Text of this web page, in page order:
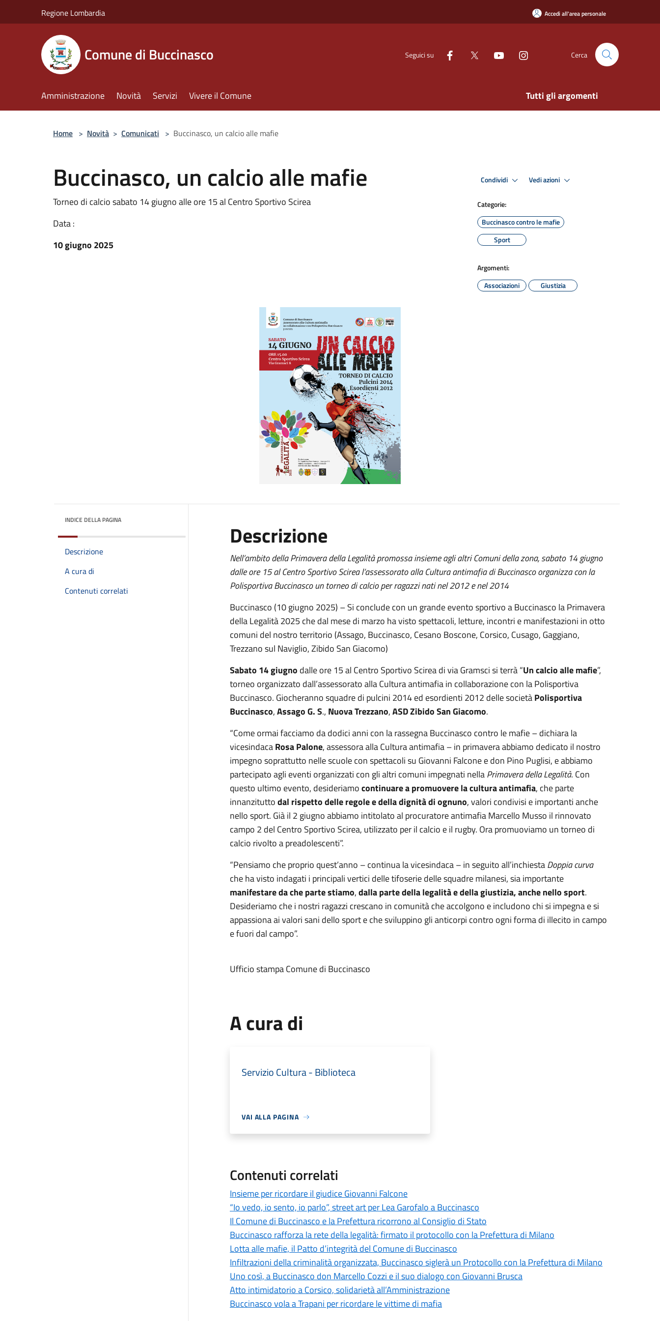
Regione Lombardia Accedi all'area personale
Comune di Buccinasco Seguici su Cerca
Amministrazione Novità Servizi Vivere il Comune Tutti gli argomenti
Home > Novità > Comunicati > Buccinasco, un calcio alle mafie
Buccinasco, un calcio alle mafie
Torneo di calcio sabato 14 giugno alle ore 15 al Centro Sportivo Scirea
Data :
10 giugno 2025
Condividi Vedi azioni
Categorie:
Buccinasco contro le mafie
Sport
Argomenti:
Associazioni
Giustizia
INDICE DELLA PAGINA
Descrizione
A cura di
Contenuti correlati
Descrizione
Nell’ambito della Primavera della Legalità promossa insieme agli altri Comuni della zona, sabato 14 giugno
dalle ore 15 al Centro Sportivo Scirea l’assessorato alla Cultura antimafia di Buccinasco organizza con la
Polisportiva Buccinasco un torneo di calcio per ragazzi nati nel 2012 e nel 2014
Buccinasco (10 giugno 2025) – Si conclude con un grande evento sportivo a Buccinasco la Primavera
della Legalità 2025 che dal mese di marzo ha visto spettacoli, letture, incontri e manifestazioni in otto
comuni del nostro territorio (Assago, Buccinasco, Cesano Boscone, Corsico, Cusago, Gaggiano,
Trezzano sul Naviglio, Zibido San Giacomo)
Sabato 14 giugno dalle ore 15 al Centro Sportivo Scirea di via Gramsci si terrà “Un calcio alle mafie”,
torneo organizzato dall’assessorato alla Cultura antimafia in collaborazione con la Polisportiva
Buccinasco. Giocheranno squadre di pulcini 2014 ed esordienti 2012 delle societàPolisportiva
Buccinasco,Assago G. S., Nuova Trezzano,ASD Zibido San Giacomo.
“Come ormai facciamo da dodici anni con la rassegna Buccinasco contro le mafie – dichiara la
vicesindacaRosa Palone, assessora alla Cultura antimafia – in primavera abbiamo dedicato il nostro
impegno soprattutto nelle scuole con spettacoli su Giovanni Falcone e don Pino Puglisi, e abbiamo
partecipato agli eventi organizzati con gli altri comuni impegnati nellaPrimavera della Legalità. Con
questo ultimo evento, desideriamocontinuare a promuovere la cultura antimafia, che parte
innanzituttodal rispetto delle regole e della dignità di ognuno, valori condivisi e importanti anche
nello sport. Già il 2 giugno abbiamo intitolato al procuratore antimafia Marcello Musso il rinnovato
campo 2 del Centro Sportivo Scirea, utilizzato per il calcio e il rugby. Ora promuoviamo un torneo di
calcio rivolto a preadolescenti”.
“Pensiamo che proprio quest’anno – continua la vicesindaca – in seguito all’inchiestaDoppia curva
che ha visto indagati i principali vertici delle tifoserie delle squadre milanesi, sia importante
manifestare da che parte stiamo,dalla parte della legalità e della giustizia, anche nello sport.
Desideriamo che i nostri ragazzi crescano in comunità che accolgono e includono chi si impegna e si
appassiona ai valori sani dello sport e che sviluppino gli anticorpi contro ogni forma di illecito in campo
e fuori dal campo”.
Ufficio stampa Comune di Buccinasco
A cura di
Servizio Cultura - Biblioteca
VAI ALLA PAGINA
Contenuti correlati
Insieme per ricordare il giudice Giovanni Falcone
“Io vedo, io sento, io parlo”, street art per Lea Garofalo a Buccinasco
Il Comune di Buccinasco e la Prefettura ricorrono al Consiglio di Stato
Buccinasco rafforza la rete della legalità: firmato il protocollo con la Prefettura di Milano
Lotta alle mafie, il Patto d’integrità del Comune di Buccinasco
Infiltrazioni della criminalità organizzata, Buccinasco siglerà un Protocollo con la Prefettura di Milano
Uno così, a Buccinasco don Marcello Cozzi e il suo dialogo con Giovanni Brusca
Atto intimidatorio a Corsico, solidarietà all’Amministrazione
Buccinasco vola a Trapani per ricordare le vittime di mafia